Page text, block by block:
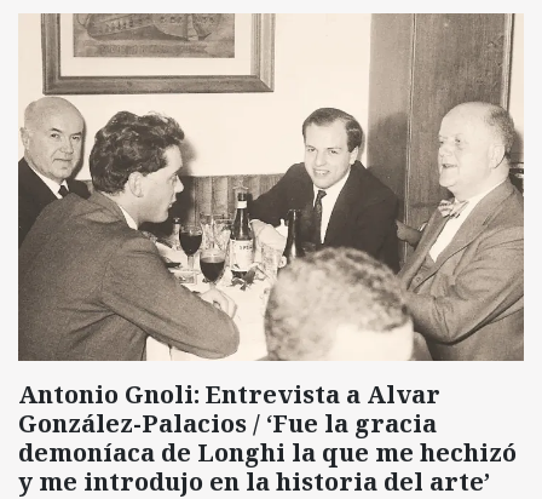
Antonio Gnoli: Entrevista a Alvar
González-Palacios / ‘Fue la gracia
demoníaca de Longhi la que me hechizó
y me introdujo en la historia del arte’